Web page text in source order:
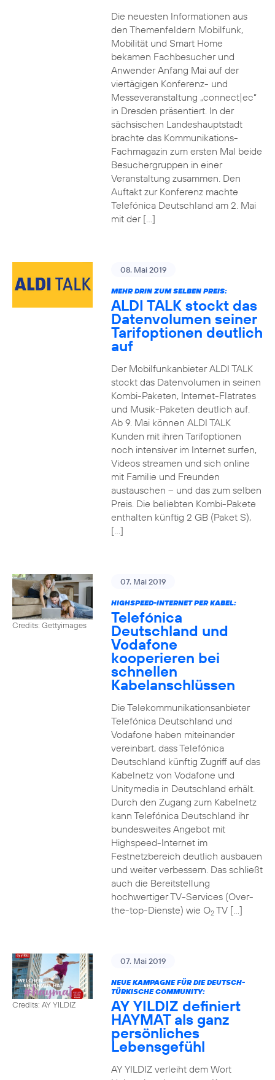
Die neuesten Informationen aus
den Themenfeldern Mobilfunk,
Mobilität und Smart Home
bekamen Fachbesucher und
Anwender Anfang Mai auf der
viertägigen Konferenz- und
Messeveranstaltung „connect|ec“
in Dresden präsentiert. In der
sächsischen Landeshauptstadt
brachte das Kommunikations-
Fachmagazin zum ersten Mal beide
Besuchergruppen in einer
Veranstaltung zusammen. Den
Auftakt zur Konferenz machte
Telefónica Deutschland am 2. Mai
mit der […]
08. Mai 2019
MEHR DRIN ZUM SELBEN PREIS:
ALDI TALK stockt das
Datenvolumen seiner
Tarifoptionen deutlich
auf
Der Mobilfunkanbieter ALDI TALK
stockt das Datenvolumen in seinen
Kombi-Paketen, Internet-Flatrates
und Musik-Paketen deutlich auf.
Ab 9. Mai können ALDI TALK
Kunden mit ihren Tarifoptionen
noch intensiver im Internet surfen,
Videos streamen und sich online
mit Familie und Freunden
austauschen – und das zum selben
Preis. Die beliebten Kombi-Pakete
enthalten künftig 2 GB (Paket S),
[…]
Credits: Gettyimages
07. Mai 2019
HIGHSPEED-INTERNET PER KABEL:
Telefónica
Deutschland und
Vodafone
kooperieren bei
schnellen
Kabelanschlüssen
Die Telekommunikationsanbieter
Telefónica Deutschland und
Vodafone haben miteinander
vereinbart, dass Telefónica
Deutschland künftig Zugriff auf das
Kabelnetz von Vodafone und
Unitymedia in Deutschland erhält.
Durch den Zugang zum Kabelnetz
kann Telefónica Deutschland ihr
bundesweites Angebot mit
Highspeed-Internet im
Festnetzbereich deutlich ausbauen
und weiter verbessern. Das schließt
auch die Bereitstellung
hochwertiger TV-Services (Over-
the-top-Dienste) wie O2TV […]
Credits: AY YILDIZ
07. Mai 2019
NEUE KAMPAGNE FÜR DIE DEUTSCH-
TÜRKISCHE COMMUNITY:
AY YILDIZ definiert
HAYMAT als ganz
persönliches
Lebensgefühl
AY YILDIZ verleiht dem Wort